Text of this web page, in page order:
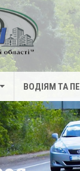
ВОДІЯМ ТА